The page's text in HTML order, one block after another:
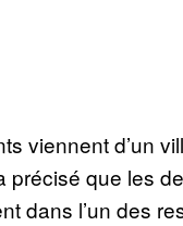
viennent d’un
que les
dans l’un des